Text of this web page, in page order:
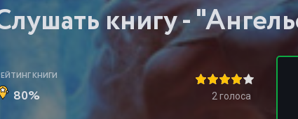
КНИГИ
80% 2 голоса